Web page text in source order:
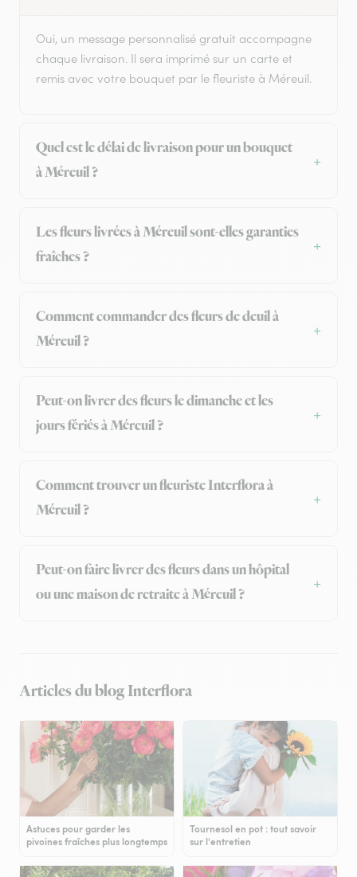
Oui, un message personnalisé gratuit accompagne
chaque livraison. Il sera imprimé sur un carte et
remis avec votre bouquet par le fleuriste à Méreuil.
Quel est le délai de livraison pour un bouquet
à Méreuil ?
Les fleurs livrées à Méreuil sont-elles garanties
fraîches ?
Comment commander des fleurs de deuil à
Méreuil ?
Peut-on livrer des fleurs le dimanche et les
jours fériés à Méreuil ?
Comment trouver un fleuriste Interflora à
Méreuil ?
Peut-on faire livrer des fleurs dans un hôpital
ou une maison de retraite à Méreuil ?
Articles du blog Interflora
Astuces pour garder les
pivoines fraîches plus longtemps
Tournesol en pot : tout savoir
sur l'entretien